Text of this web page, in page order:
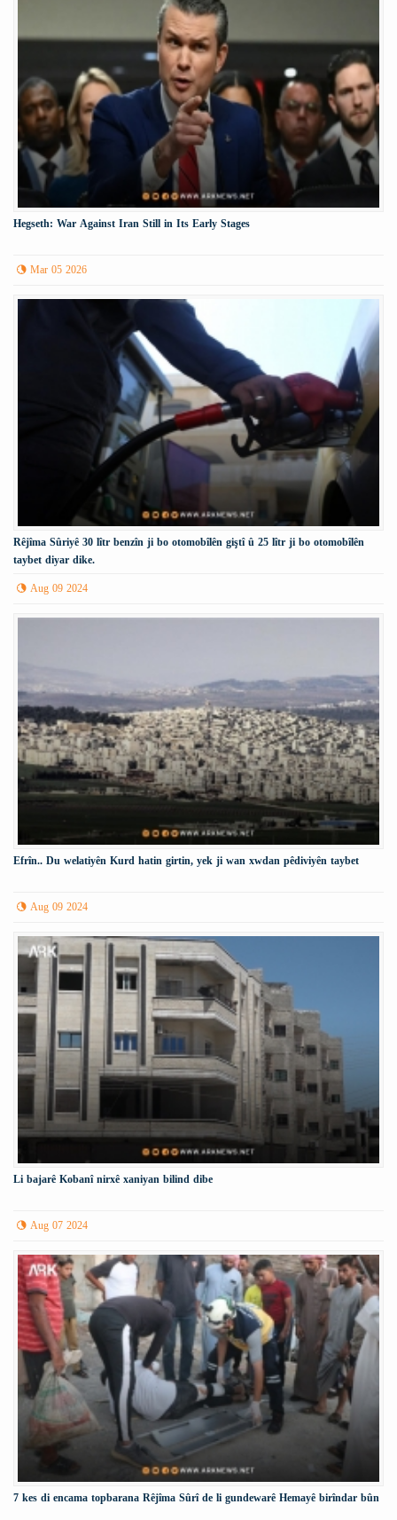
Hegseth: War Against Iran Still in Its Early Stages
Mar 05 2026
Rêjîma Sûriyê 30 lîtr benzîn ji bo otomobîlên giştî û 25 lîtr ji bo otomobîlên
taybet diyar dike.
Aug 09 2024
Efrîn.. Du welatiyên Kurd hatin girtin, yek ji wan xwdan pêdiviyên taybet
Aug 09 2024
Li bajarê Kobanî nirxê xaniyan bilind dibe
Aug 07 2024
7 kes di encama topbarana Rêjîma Sûrî de li gundewarê Hemayê birîndar bûn